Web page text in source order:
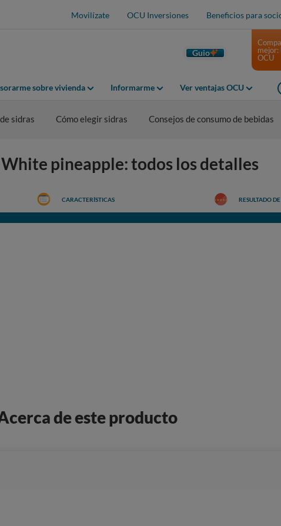
Movilízate OCU Inversiones Beneficios para
Guio
sobre vivienda Informarme Ver ventajas OCU
mejor:
OCU
sidras Cómo elegir sidras Consejos de consumo de bebidas
pineapple: todos los detalles
CARACTERÍSTICAS RESULTADO
de este producto